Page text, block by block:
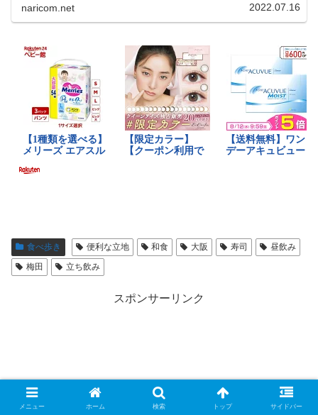
naricom.net 2022.07.16
食べ歩き 便利な立地 和食 大阪 寿司
昼飲み
梅田
立ち飲み
スポンサーリンク
メニュー ホーム 検索 トップ サイドバー